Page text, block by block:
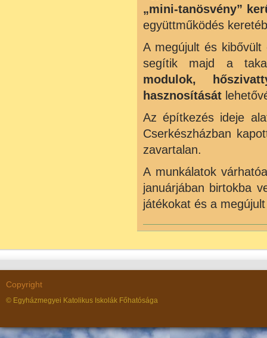
„mini-tanösvény”
együttműködés
A megújult és kibővült
segítik majd a
modulok,
hasznosítását
Az építkezés ideje
Cserkészházban
zavartalan.
A munkálatok
januárjában birtokba
játékokat és a
Copyright
© Egyházmegyei Katolikus Iskolák Főhatósága